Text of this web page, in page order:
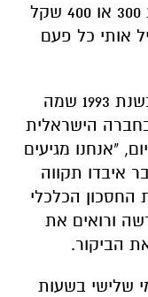
בחוץ אומרת רחל, "הייתי משלמת 300 או 400 שקל
אותי כל פעם
עמותת סינגור קהילתי שהוקמה בשנת 1993 שמה
הישראלית
"אנחנו מגיעים
איבדו תקווה
החסכון הכלכלי
ורואים את
הביקור.
שלישי בשעות